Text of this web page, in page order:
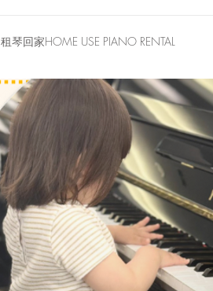
租琴回家HOME USE PIANO RENTAL